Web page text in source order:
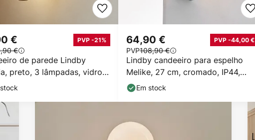
de parede Lindby
preto, 3 lâmpadas, vidro,
€ PVP -21%
€
Lindby candeeiro para espelho
Melike, 27 cm, cromado, IP44,
tomada de corrente
64,90 € PVP -44,00 €
PVP108,90 €
Em stock